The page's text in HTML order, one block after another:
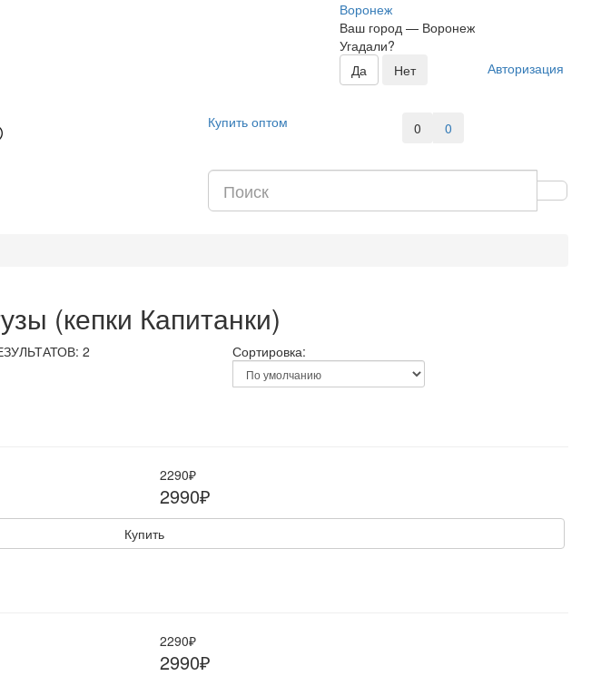
Воронеж
Ваш город — Воронеж
Угадали?
Авторизация
Купить оптом 0 0
(кепки Капитанки)
2 Сортировка:
2290₽
2990₽
Купить
2290₽
2990₽